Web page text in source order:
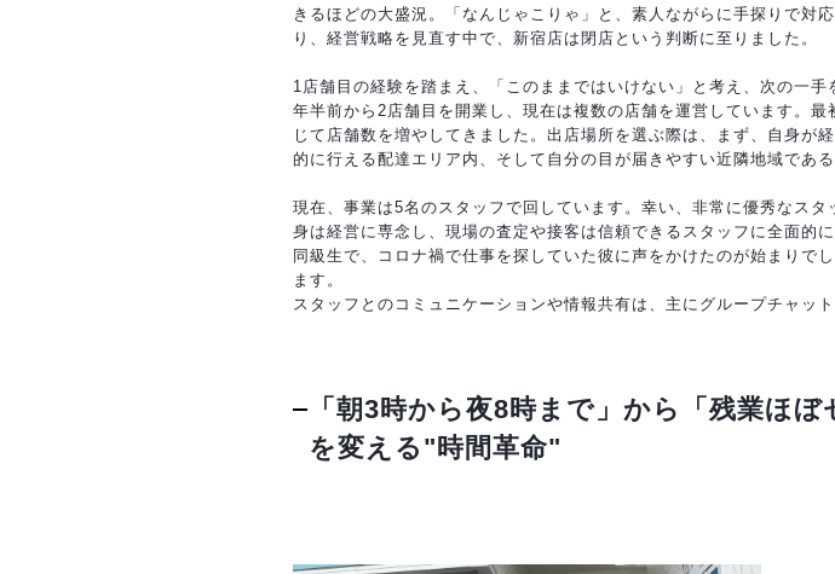
きるほどの大盛況。「なんじゃこりゃ」と、素人ながらに手探りで対
り、経営戦略を見直す中で、新宿店は閉店という判断に至りました。
1店舗目の経験を踏まえ、「このままではいけない」と考え、次の一
年半前から2店舗目を開業し、現在は複数の店舗を運営しています。
じて店舗数を増やしてきました。出店場所を選ぶ際は、まず、自身が
的に行える配達エリア内、そして自分の目が届きやすい近隣地域である
現在、事業は5名のスタッフで回しています。幸い、非常に優秀なス
身は経営に専念し、現場の査定や接客は信頼できるスタッフに全面的
同級生で、コロナ禍で仕事を探していた彼に声をかけたのが始まりで
ます。
スタッフとのコミュニケーションや情報共有は、主にグループチャッ
「朝3時から夜8時まで」から「残業
を変える"時間革命"